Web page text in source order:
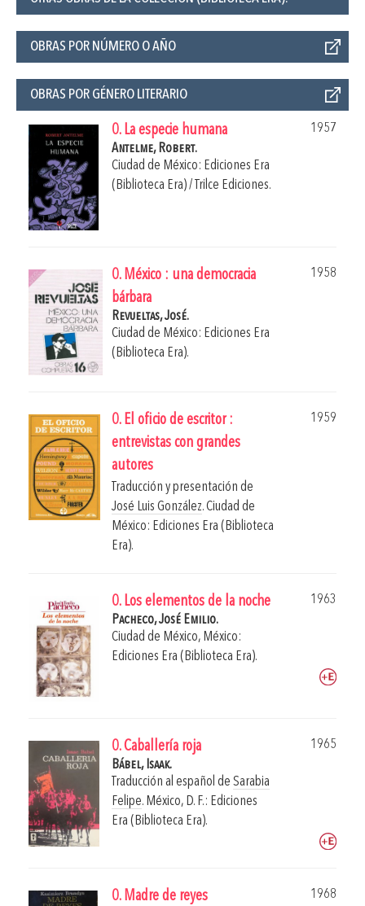
OBRAS POR NÚMERO O AÑO
OBRAS POR GÉNERO LITERARIO
0. La especie humana
1957
Antelme, Robert.
Ciudad de México: Ediciones Era
(Biblioteca Era) / Trilce Ediciones.
0. México : una democracia
bárbara
1958
Revueltas, José.
Ciudad de México: Ediciones Era
(Biblioteca Era).
0. El oficio de escritor :
entrevistas con grandes
autores
1959
Traducción y presentación de
José Luis González.Ciudad de
México: Ediciones Era (Biblioteca
Era).
0. Los elementos de la noche
1963
Pacheco, José Emilio.
Ciudad de México, México:
Ediciones Era (Biblioteca Era).
0. Caballería roja
1965
Bábel, Isaak.
Traducción al español de Sarabia
Felipe. México, D. F.: Ediciones
Era (Biblioteca Era).
0. Madre de reyes
1968